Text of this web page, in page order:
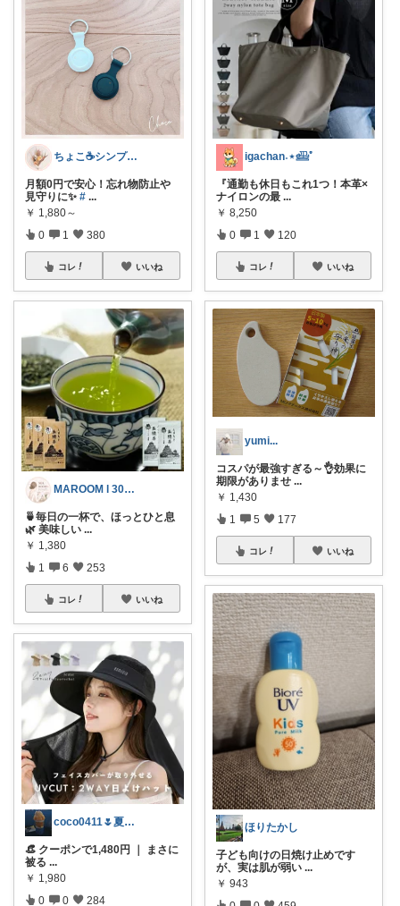
ちょこ☕️シンプルで快適な暮らし🌱
月額0円で安心！忘れ物防止や
見守りに✨ # ...
￥ 1,880～
0 1 380
コレ いいね
MAROOM l 30代の愛用品🧡
🍵毎日の一杯で、ほっとひと息
🌿 美味しい ...
￥ 1,380
1 6 253
コレ いいね
coco0411🌷夏グッズ色々🌻
👒 クーポンで1,480円 ｜ まさに
被る ...
￥ 1,980
0 0 284
igachan˖⋆𓊝ﾟ
『通勤も休日もこれ1つ！本革×
ナイロンの最 ...
￥ 8,250
0 1 120
コレ いいね
yumi...
コスパが最強すぎる～👌効果に
期限がありませ ...
￥ 1,430
1 5 177
コレ いいね
ほりたかし
子ども向けの日焼け止めです
が、実は肌が弱い ...
￥ 943